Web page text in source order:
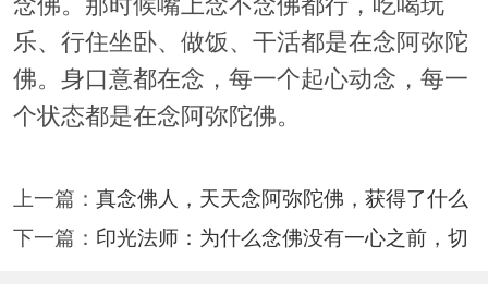
乐、行住坐卧、做饭、干活都是在念阿弥陀
佛。身口意都在念，每一个起心动念，每一
个状态都是在念阿弥陀佛。
上一篇： 真念佛人，天天念阿弥陀佛，获得了什么
下一篇： 印光法师：为什么念佛没有一心之前，切